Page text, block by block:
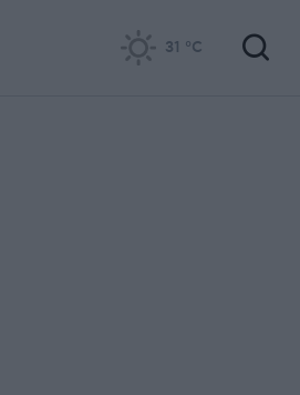
31 °C